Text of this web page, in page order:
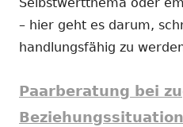
– hier geht es darum,
handlungsfähig zu
Paarberatung bei